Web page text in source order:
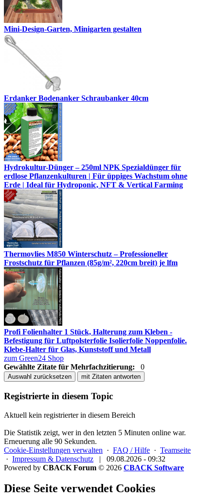
Mini-Design-Garten, Minigarten gestalten
Erdanker Bodenanker Schraubanker 40cm
Hydrokultur-Dünger – 250ml NPK Spezialdünger für
erdlose Pflanzenkulturen | Für üppiges Wachstum ohne
Erde | Ideal für Hydroponic, NFT & Vertical Farming
Thermovlies M850 Winterschutz – Professioneller
Frostschutz für Pflanzen (85g/m², 220cm breit) je lfm
Profi Folienhalter 1 Stück, Halterung zum Kleben -
Befestigung für Luftpolsterfolie Isolierfolie Noppenfolie.
Klebe-Halter für Glas, Kunststoff und Metall
zum Green24 Shop
Gewählte Zitate für Mehrfachzitierung:
0
Auswahl zurücksetzen mit Zitaten antworten
Registrierte in diesem Topic
Aktuell kein registrierter in diesem Bereich
Die Statistik zeigt, wer in den letzten 5 Minuten online war.
Erneuerung alle 90 Sekunden.
Cookie-Einstellungen verwalten · FAQ / Hilfe · Teamseite
· Impressum & Datenschutz |
09.08.2026 - 09:32
Powered by CBACK Forum © 2026 CBACK Software
Diese Seite verwendet Cookies